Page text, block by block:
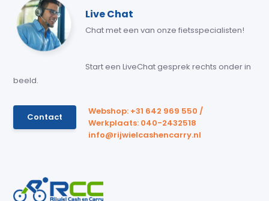
Live Chat
Chat met een van onze fietsspecialisten!
Start een LiveChat gesprek rechts onder in
beeld.
Contact
Webshop: +31 642 969 550 /
Werkplaats: 040-2432518
info@rijwielcashencarry.nl